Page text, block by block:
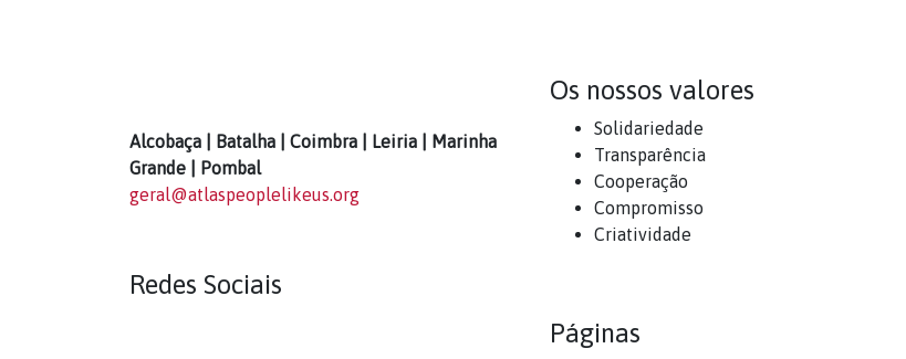
Alcobaça | Batalha | Coimbra | Leiria | Marinha
Grande | Pombal
geral@atlaspeoplelikeus.org
Redes Sociais
Os nossos valores
Solidariedade
Transparência
Cooperação
Compromisso
Criatividade
Páginas